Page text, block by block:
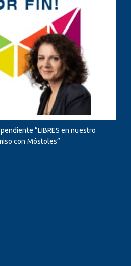
“LIBRES en nuestro
con Móstoles”